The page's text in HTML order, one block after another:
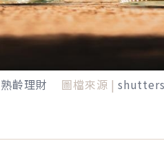
熟齡理財 圖檔來源 |